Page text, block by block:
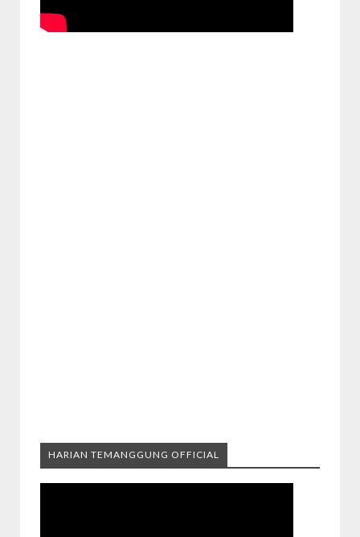
HARIAN TEMANGGUNG OFFICIAL